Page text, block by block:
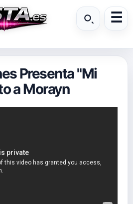
Presenta "Mi
a Morayn